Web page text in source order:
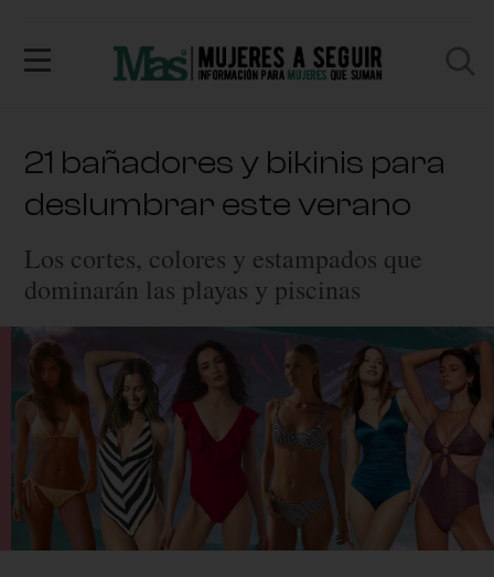
21 bañadores y bikinis para
deslumbrar este verano
Los cortes, colores y estampados que
dominarán las playas y piscinas